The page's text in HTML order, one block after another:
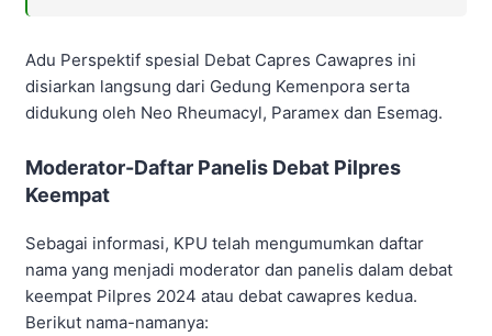
Adu Perspektif spesial Debat Capres Cawapres ini
disiarkan langsung dari Gedung Kemenpora serta
didukung oleh Neo Rheumacyl, Paramex dan Esemag.
Moderator-Daftar Panelis Debat Pilpres
Keempat
Sebagai informasi, KPU telah mengumumkan daftar
nama yang menjadi moderator dan panelis dalam debat
keempat Pilpres 2024 atau debat cawapres kedua.
Berikut nama-namanya: